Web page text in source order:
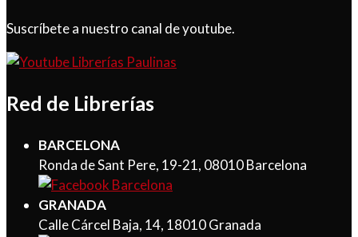
Suscríbete a nuestro canal de youtube.
Red de Librerías
BARCELONA
Ronda de Sant Pere, 19-21, 08010 Barcelona
GRANADA
Calle Cárcel Baja, 14, 18010 Granada